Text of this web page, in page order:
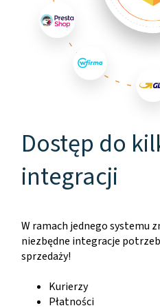
Dostęp do
integracji
W ramach jednego systemu
niezbędne integracje
sprzedaży!
Kurierzy
Płatności